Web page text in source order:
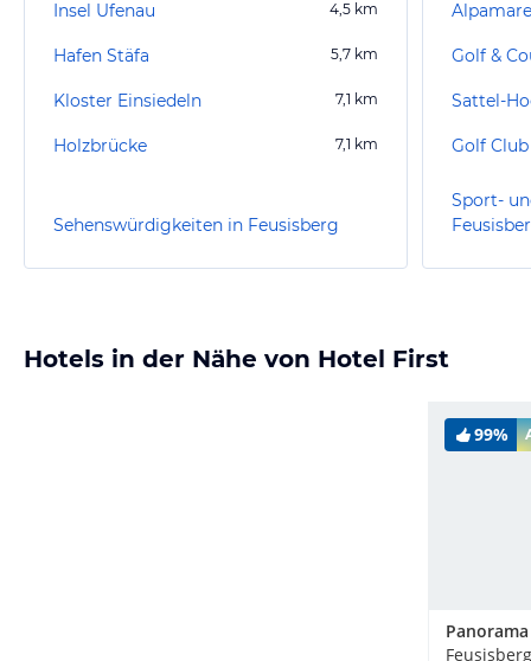
Insel Ufenau 4,5 km
Hafen Stäfa 5,7 km
Kloster Einsiedeln 7,1 km
Holzbrücke 7,1 km
Sehenswürdigkeiten in Feusisberg
Alpamare
Sattel-
Golf
Sport-
Hotels in der Nähe von Hotel First
99%